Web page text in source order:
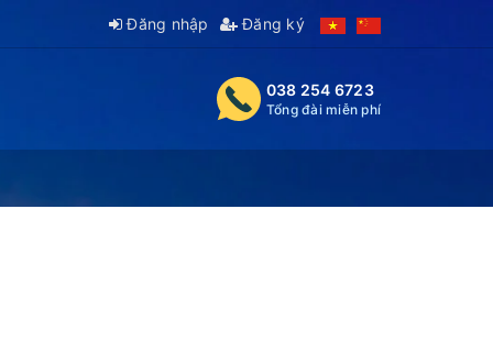
Đăng nhập Đăng ký
038 254 6723
Tổng đài miễn phí